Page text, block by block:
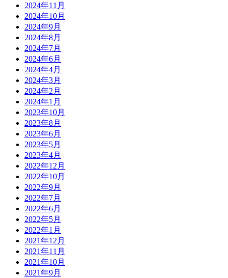
2024年11月
2024年10月
2024年9月
2024年8月
2024年7月
2024年6月
2024年4月
2024年3月
2024年2月
2024年1月
2023年10月
2023年8月
2023年6月
2023年5月
2023年4月
2022年12月
2022年10月
2022年9月
2022年7月
2022年6月
2022年5月
2022年1月
2021年12月
2021年11月
2021年10月
2021年9月